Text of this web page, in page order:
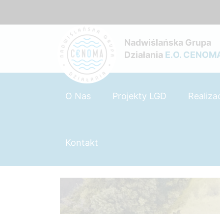
Nadwiślańska Grupa
Działania E.O.
O Nas Projekty LGD
Kontakt